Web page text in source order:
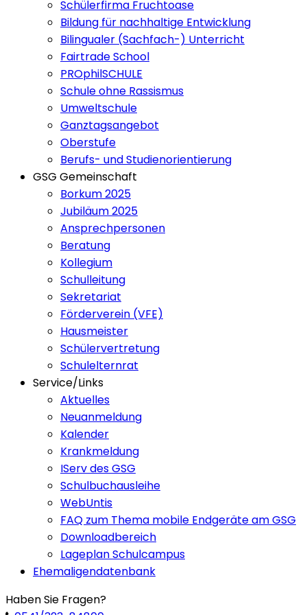
Schülerfirma Fruchtoase
Bildung für nachhaltige Entwicklung
Bilingualer (Sachfach-) Unterricht
Fairtrade School
PROphilSCHULE
Schule ohne Rassismus
Umweltschule
Ganztagsangebot
Oberstufe
Berufs- und Studienorientierung
GSG Gemeinschaft
Borkum 2025
Jubiläum 2025
Ansprechpersonen
Beratung
Kollegium
Schulleitung
Sekretariat
Förderverein (VFE)
Hausmeister
Schülervertretung
Schulelternrat
Service/Links
Aktuelles
Neuanmeldung
Kalender
Krankmeldung
IServ des GSG
Schulbuchausleihe
WebUntis
FAQ zum Thema mobile Endgeräte am GSG
Downloadbereich
Lageplan Schulcampus
Ehemaligendatenbank
Haben Sie Fragen?